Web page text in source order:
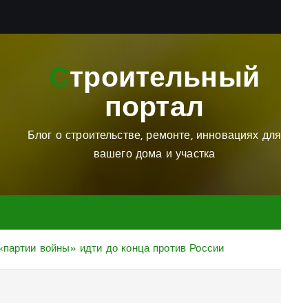
Строительный
портал
Блог о строительстве, ремонте, инновациях для
вашего дома и участка
войны» идти до конца против России